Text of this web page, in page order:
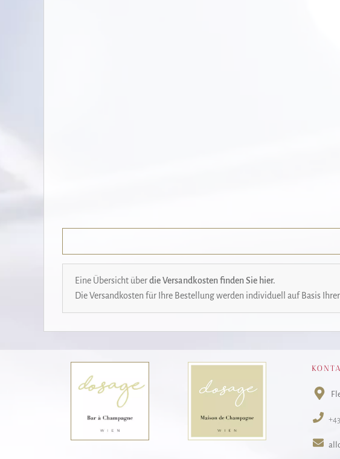
Eine Übersicht überdie Versandkosten finden Sie hier.
Die Versandkosten für Ihre Bestellung werden individuell auf Basis